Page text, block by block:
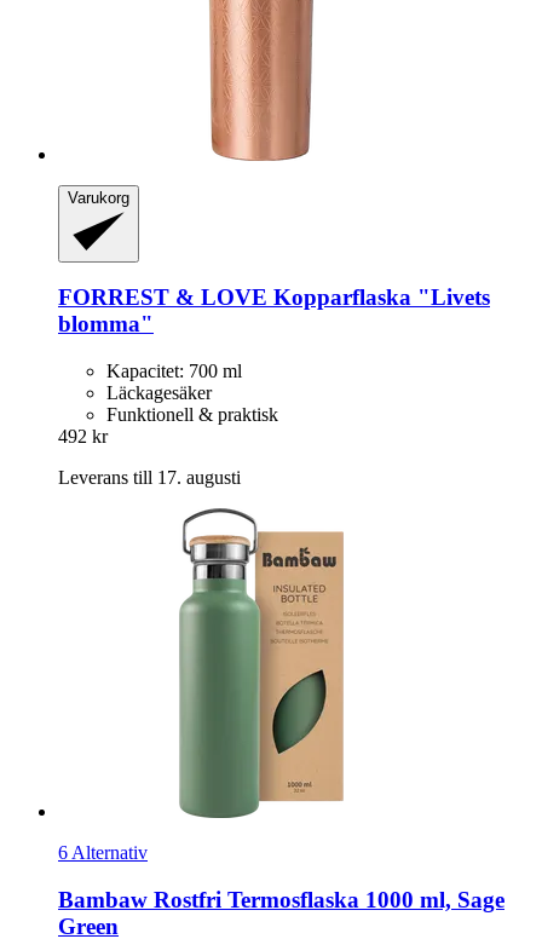
Varukorg
FORREST & LOVE Kopparflaska "Livets
blomma"
Kapacitet: 700 ml
Läckagesäker
Funktionell & praktisk
492 kr
Leverans till 17. augusti
6 Alternativ
Bambaw Rostfri Termosflaska 1000 ml, Sage
Green